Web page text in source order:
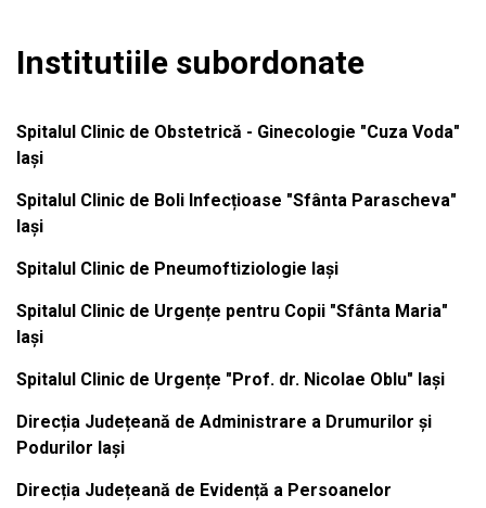
Institutiile subordonate
Spitalul Clinic de Obstetrică - Ginecologie "Cuza Voda"
Iași
Spitalul Clinic de Boli Infecțioase "Sfânta Parascheva"
Iași
Spitalul Clinic de Pneumoftiziologie Iași
Spitalul Clinic de Urgențe pentru Copii "Sfânta Maria"
Iași
Spitalul Clinic de Urgențe "Prof. dr. Nicolae Oblu" Iași
Direcția Județeană de Administrare a Drumurilor și
Podurilor Iași
Direcția Județeană de Evidență a Persoanelor